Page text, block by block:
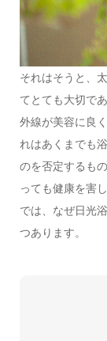
それはそうと、
てとても大切で
外線が美容に良
れはあくまでも
のを否定するも
っても健康を害
では、なぜ日光
つあります。